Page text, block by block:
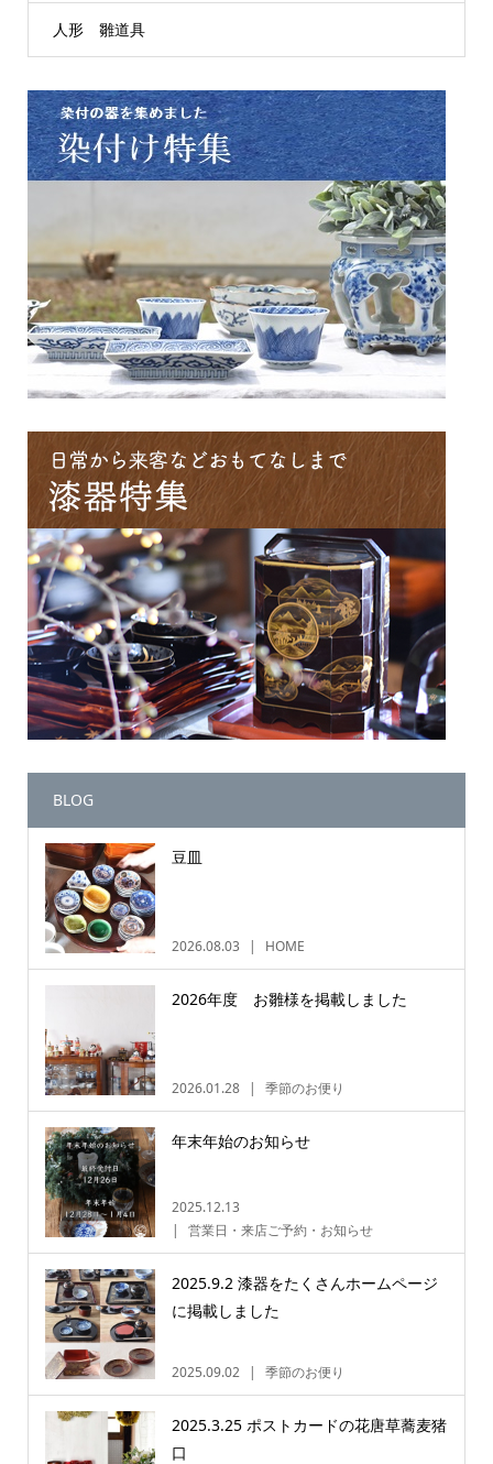
人形 雛道具
BLOG
豆皿
2026.08.03 HOME
2026年度 お雛様を掲載しました
2026.01.28 季節のお便り
年末年始のお知らせ
2025.12.13
営業日・来店ご予約・お知らせ
2025.9.2 漆器をたくさんホームページ
に掲載しました
2025.09.02 季節のお便り
2025.3.25 ポストカードの花唐草蕎麦猪
口